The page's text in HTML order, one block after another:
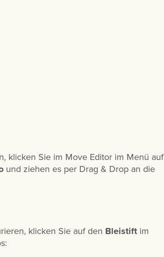
klicken Sie im Move Editor im Menü auf
und ziehen es per Drag & Drop an die
klicken Sie auf den Bleistift im